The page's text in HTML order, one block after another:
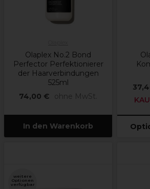
Olaplex No.2 Bond
Perfector Perfektionierer
der Haarverbindungen
525ml
74,00 €
ohne MwSt.
In den Warenkorb
weitere
Optionen
verfügbar